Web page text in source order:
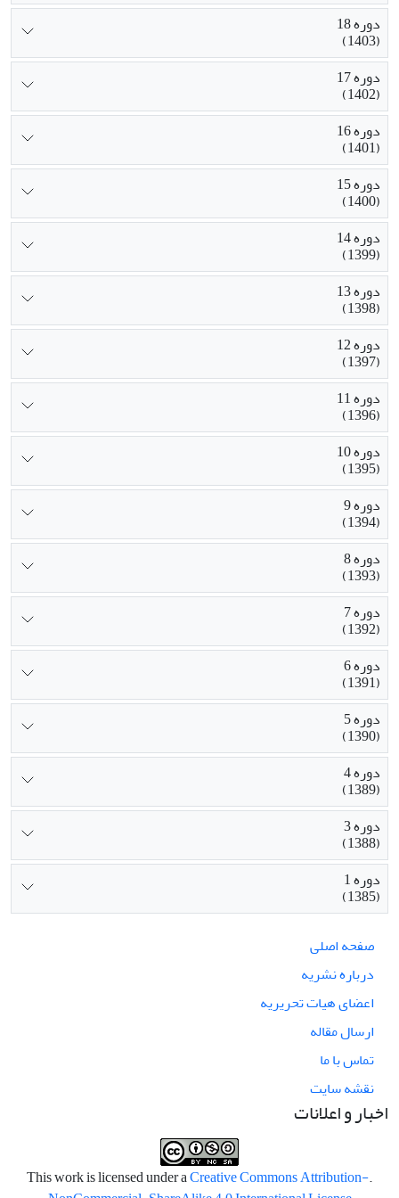
دوره 18
(1403)
دوره 17
(1402)
دوره 16
(1401)
دوره 15
(1400)
دوره 14
(1399)
دوره 13
(1398)
دوره 12
(1397)
دوره 11
(1396)
دوره 10
(1395)
دوره 9
(1394)
دوره 8
(1393)
دوره 7
(1392)
دوره 6
(1391)
دوره 5
(1390)
دوره 4
(1389)
دوره 3
(1388)
دوره 1
(1385)
صفحه اصلی
درباره نشریه
اعضای هیات تحریریه
ارسال مقاله
تماس با ما
نقشه سایت
اخبار و اعلانات
.This work is licensed under a
Creative Commons Attribution-